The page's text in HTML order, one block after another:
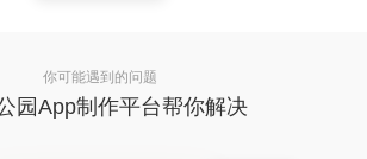
你可能遇到的问题
园App制作平台帮你解决